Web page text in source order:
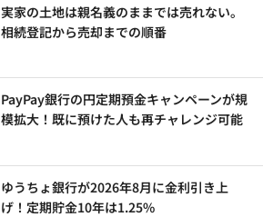
実家の土地は親名義のままでは売れない。
相続登記から売却までの順番
PayPay銀行の円定期預金キャンペーンが規
模拡大！既に預けた人も再チャレンジ可能
ゆうちょ銀行が2026年8月に金利引き上
げ！定期貯金10年は1.25%